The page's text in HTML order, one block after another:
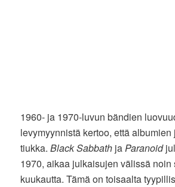
1960- ja 1970-luvun bändien
levymyynnistä kertoo, että
tiukka.Black Sabbath jaParanoid
1970, aikaa julkaisujen välissä noin
kuukautta. Tämä on toisaalta